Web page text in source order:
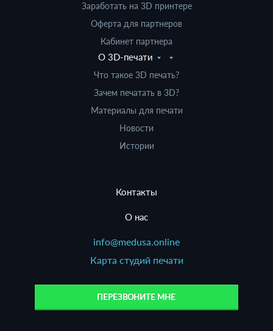
Заработать на 3D принтере
Оферта для партнеров
Кабинет партнера
О 3D-печати
Что такое 3D печать?
Зачем печатать в 3D?
Материалы для печати
Новости
Истории
Контакты
О нас
info@medusa.online
Карта студий печати
ПЕРЕЗВОНИТЕ МНЕ